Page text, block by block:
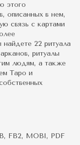
этого
описанных в нем,
связь с картами
22 ритуала
ритуалы
людям, а также
Таро и
FB2, MOBI, PDF